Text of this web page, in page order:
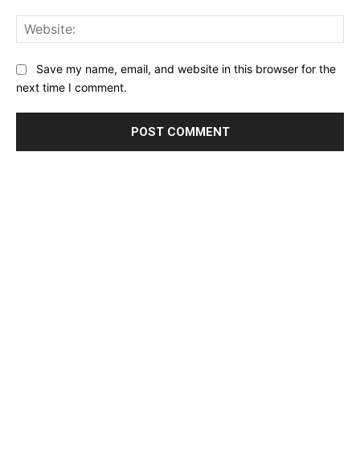
Save my name, email, and website in this browser for the
next time I comment.